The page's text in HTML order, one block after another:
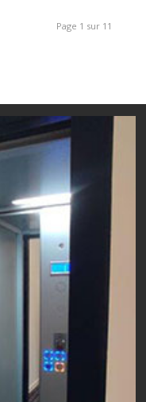
Page 1 sur 11